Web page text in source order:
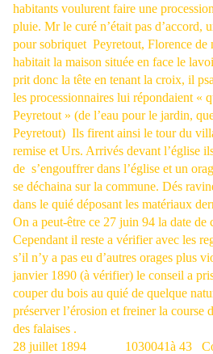
habitants voulurent faire une
pluie. Mr le curé n’était pas d’accord,
pour sobriquet Peyretout, Florence
habitait la maison située en face le
prit donc la tête en tenant la croix, il
les processionnaires lui répondaient «
Peyretout » (de l’eau pour le jardin,
Peyretout) Ils firent ainsi le tour du
remise et Urs. Arrivés devant l’église
de s’engouffrer dans l’église et un
se déchaina sur la commune. Dés
dans le quié déposant les matériaux
On a peut-être ce 27 juin 94 la date de
Cependant il reste a vérifier avec les
s’il n’y a pas eu d’autres orages plus
janvier 1890 (à vérifier) le conseil a
couper du bois au quié de quelque
préserver l’érosion et freiner la course
des falaises .
28 juillet 1894
1030041à 43